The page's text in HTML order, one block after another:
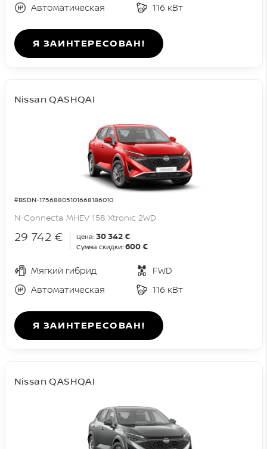
Автоматическая
116 кВт
Я ЗАИНТЕРЕСОВАН!
#BSDN-17568805101668186010
Nissan QASHQAI
N-Connecta MHEV 158 Xtronic 2WD
29 742 € Цена: 30 342 €
Сумма скидки: 600 €
Мягкий гибрид
FWD
Автоматическая
116 кВт
Я ЗАИНТЕРЕСОВАН!
Nissan QASHQAI